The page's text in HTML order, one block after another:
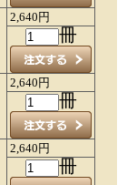
2,640円
冊
2,640円
冊
2,640円
冊